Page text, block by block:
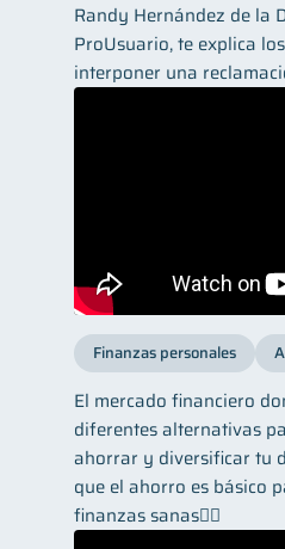
Randy Hernández de la
ProUsuario, te explica
interponer una
Finanzas personales
El mercado financiero
diferentes alternativas
ahorrar y diversificar tu
que el ahorro es básico
finanzas sanas👌🏼